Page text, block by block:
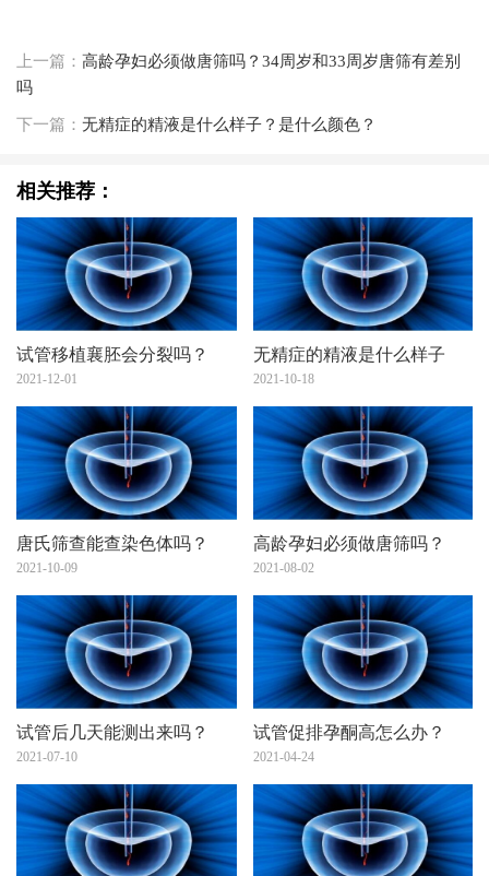
上一篇： 高龄孕妇必须做唐筛吗？34周岁和33周岁唐筛有差别
吗
下一篇： 无精症的精液是什么样子？是什么颜色？
相关推荐：
试管移植襄胚会分裂吗？
2021-12-01
无精症的精液是什么样子
2021-10-18
唐氏筛查能查染色体吗？
2021-10-09
高龄孕妇必须做唐筛吗？
2021-08-02
试管后几天能测出来吗？
2021-07-10
试管促排孕酮高怎么办？
2021-04-24